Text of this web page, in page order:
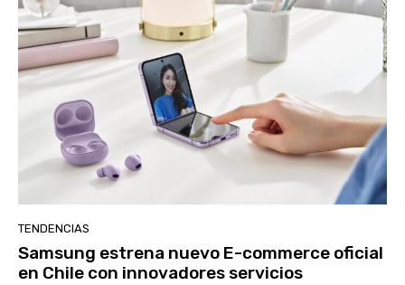
TENDENCIAS
Samsung estrena nuevo E-commerce oficial
en Chile con innovadores servicios